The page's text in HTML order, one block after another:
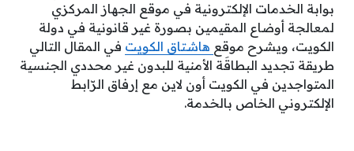
بوابة الخدمات الإلكترونية في موقع الجهاز المركزي
لمعالجة أوضاع المقيمين بصورة غير قانونية في دولة
الكويت، ويشرح موقع هاشتاق الكويت في المقال التالي
طريقة تجديد البطاقَة الأمنية للبدون غير محددي الجنسية
المتواجدين في الكويت أون لاين مع إرفاق الرّابط
الإلكتروني الخاص بالخدمة.